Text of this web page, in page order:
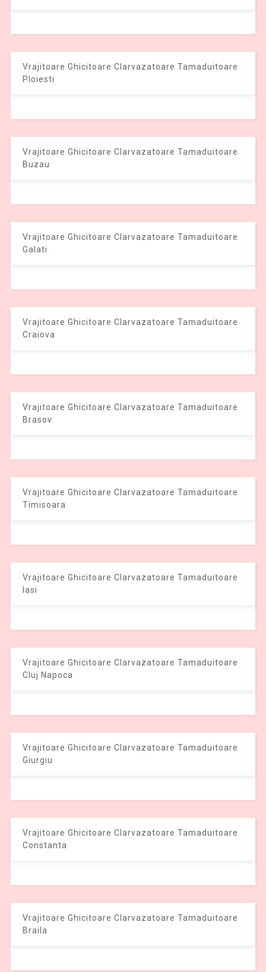
Vrajitoare Ghicitoare Clarvazatoare Tamaduitoare
Ploiesti
Vrajitoare Ghicitoare Clarvazatoare Tamaduitoare
Buzau
Vrajitoare Ghicitoare Clarvazatoare Tamaduitoare
Galati
Vrajitoare Ghicitoare Clarvazatoare Tamaduitoare
Craiova
Vrajitoare Ghicitoare Clarvazatoare Tamaduitoare
Brasov
Vrajitoare Ghicitoare Clarvazatoare Tamaduitoare
Timisoara
Vrajitoare Ghicitoare Clarvazatoare Tamaduitoare
Iasi
Vrajitoare Ghicitoare Clarvazatoare Tamaduitoare
Cluj Napoca
Vrajitoare Ghicitoare Clarvazatoare Tamaduitoare
Giurgiu
Vrajitoare Ghicitoare Clarvazatoare Tamaduitoare
Constanta
Vrajitoare Ghicitoare Clarvazatoare Tamaduitoare
Braila